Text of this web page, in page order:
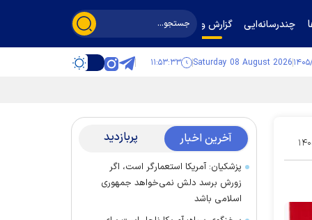
چندرسانه‌ایی گزارش و گفت‌وگو
Saturday 08 August 2026 ۱۱:۵۳:۳۴
۱۶ آخرین اخبار پربازدید
پزشکیان: آمریکا استعمارگر است، اگر
زورش برسد دلش نمی‌خواهد جمهوری
اسلامی باشد